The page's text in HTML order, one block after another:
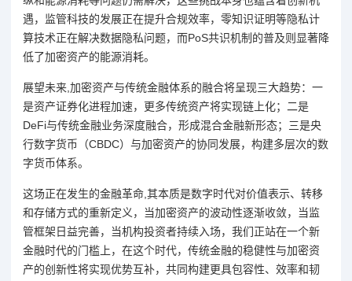
遇，监管科技的发展正在提升合规效率，零知识证明等隐私计
算技术正在解决数据隐私问题，而PoS共识机制的普及则显著降
低了加密资产的能源消耗。
展望未来,加密资产与传统金融体系的融合将呈现三大趋势：一
是资产证券化进程加速，更多传统资产将实现链上化；二是
DeFi与传统金融业务深度融合，形成混合金融新形态；三是央
行数字货币（CBDC）与加密资产的协同发展，构建多层次的数
字货币体系。
这场正在发生的金融革命,其本质是数字时代对价值表示、转移
和存储方式的重新定义，当加密资产的波动性逐渐收敛，当监
管框架日益完善，当机构投资者持续入场，我们正站在一个新
金融时代的门槛上，在这个时代，传统金融的稳健性与加密资
产的创新性将实现优势互补，共同构建更具包容性、效率和韧